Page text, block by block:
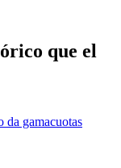
que el
da gamacuotas